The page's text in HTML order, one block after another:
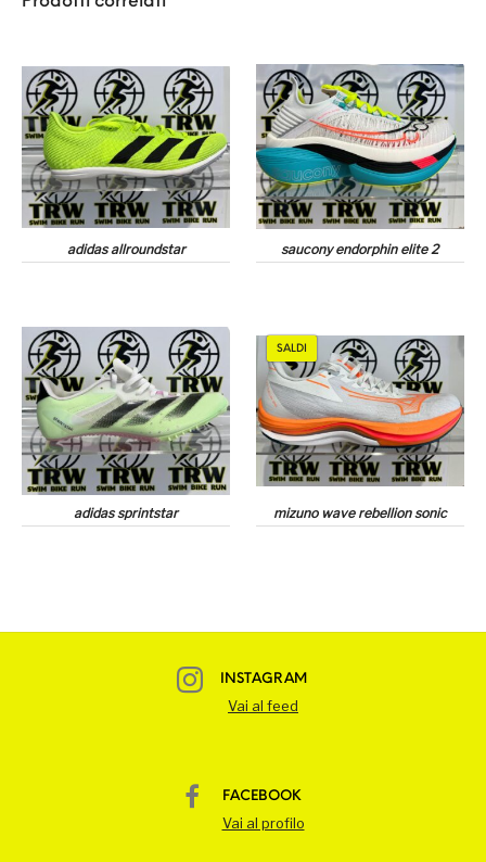
adidas allroundstar saucony endorphin elite 2
adidas sprintstar
SALDI
mizuno wave rebellion sonic
INSTAGRAM
Vai al feed
FACEBOOK
Vai al profilo